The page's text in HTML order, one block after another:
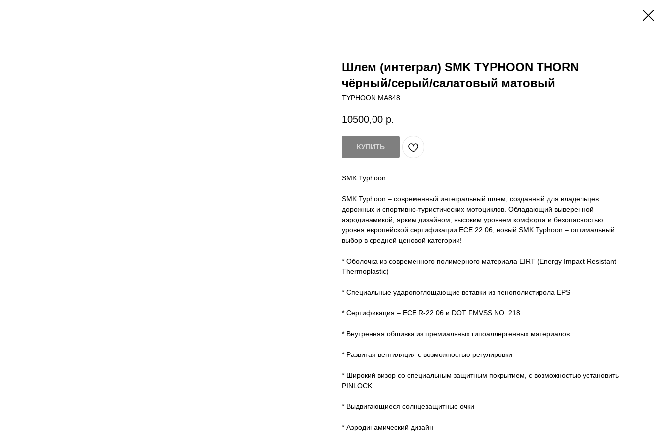
Шлем (интеграл) SMK TYPHOON THORN
чёрный/серый/салатовый матовый
TYPHOON MA848
10500,00 р.
КУПИТЬ
SMK Typhoon
SMK Typhoon – современный интегральный шлем, созданный для владельцев
дорожных и спортивно-туристических мотоциклов. Обладающий выверенной
аэродинамикой, ярким дизайном, высоким уровнем комфорта и безопасностью
уровня европейской сертификации ECE 22.06, новый SMK Typhoon – оптимальный
выбор в средней ценовой категории!
* Оболочка из современного полимерного материала EIRT (Energy Impact Resistant
Thermoplastic)
* Cпециальные ударопоглощающие вставки из пенополистирола EPS
* Сертификация – ECE R-22.06 и DOT FMVSS NO. 218
* Внутренняя обшивка из премиальных гипоаллергенных материалов
* Развитая вентиляция с возможностью регулировки
* Широкий визор со специальным защитным покрытием, с возможностью установить
PINLOCK
* Выдвигающиеся солнцезащитные очки
* Аэродинамический дизайн